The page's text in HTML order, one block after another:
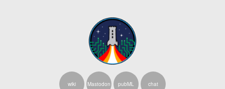
wiki Mastodon pubML chat